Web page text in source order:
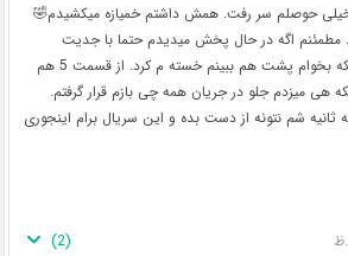
خیلی حوصلم سر رفت. همش داشتم خمیازه میکشیدم🤣
اگه در حال پخش میدیدم حتما با جدیت
دنبالش میکردم. اما واقعا اینکه بخوام پشت هم ببینم خسته م کرد. از قسمت 5 هم
هی میزدم جلو در جریان همه چی بازم قرار گرفتم.
ثانیه شم نتونه از دست بده و این سریال برام اینجوری
(
2
)